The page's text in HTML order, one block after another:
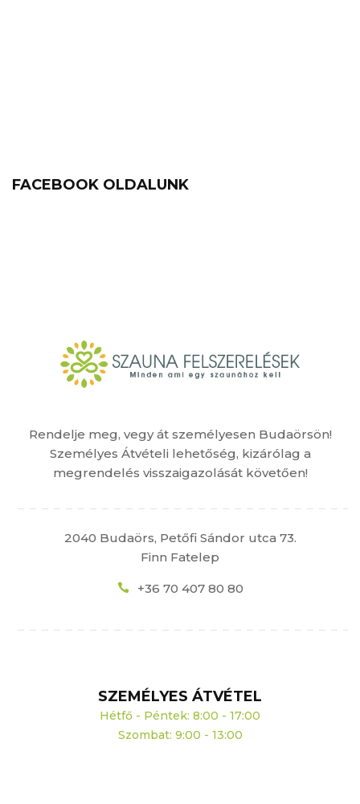
Rendelje meg, vegy át személyesen Budaörsön!
Személyes Átvételi lehetőség, kizárólag a
megrendelés visszaigazolását követően!
2040 Budaörs, Petőfi Sándor utca 73.
Finn Fatelep
+36 70 407 80 80
SZEMÉLYES ÁTVÉTEL
Hétfő - Péntek: 8:00 - 17:00
Szombat: 9:00 - 13:00
FACEBOOK OLDALUNK